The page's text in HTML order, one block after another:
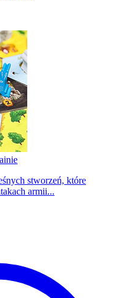
stworzeń, które
armii...